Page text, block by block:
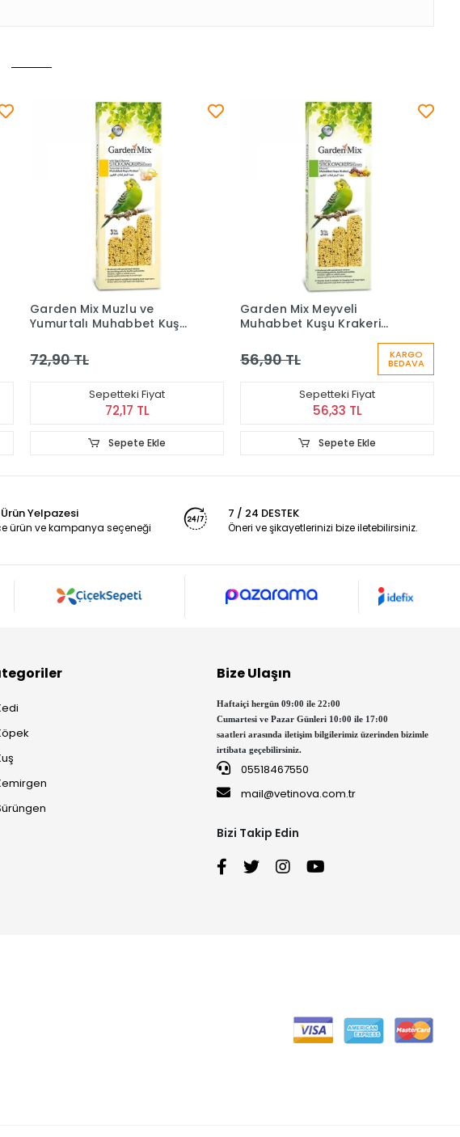
Garden Mix Muzlu ve
Yumurtalı Muhabbet Kuş
72,90 TL
Sepetteki Fiyat
72,17 TL
Sepete Ekle
Garden Mix Meyveli
Muhabbet Kuşu Krakeri
56,90 TL KARGO
BEDAVA
Sepetteki Fiyat
56,33 TL
Sepete Ekle
Yelpazesi
ürün ve kampanya seçeneği
7 / 24 DESTEK
Öneri ve şikayetlerinizi bize iletebilirsiniz.
Bize Ulaşın
Haftaiçi hergün 09:00 ile 22:00
Cumartesi ve Pazar Günleri 10:00 ile 17:00
saatleri arasında iletişim bilgilerimiz üzerinden bizimle
irtibata geçebilirsiniz.
05518467550
mail@vetinova.com.tr
Bizi Takip Edin